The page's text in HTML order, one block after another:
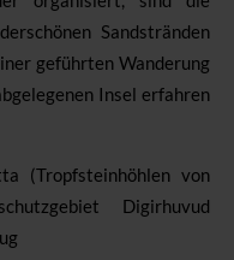
Sandstränden
geführten Wanderung
Insel erfahren
(Tropfsteinhöhlen von
Digirhuvud